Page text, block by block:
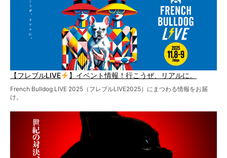
【フレブルLIVE 】イベント情報！行こうぜ、リアルに。
French Bulldog LIVE 2025（フレブルLIVE2025）にまつわる情報をお届
け。